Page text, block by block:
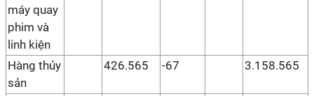
máy quay
phim và
linh kiện
Hàng thủy
sản
426.565 -67 3.158.565